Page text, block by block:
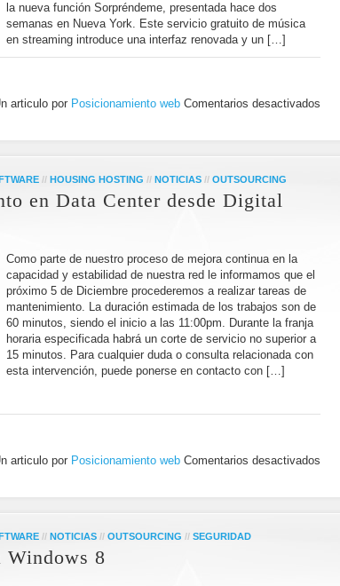
la nueva función Sorpréndeme, presentada hace dos
semanas en Nueva York. Este servicio gratuito de música
en streaming introduce una interfaz renovada y un […]
articulo por Posicionamiento web Comentarios desactivados
// HOUSING HOSTING // NOTICIAS // OUTSOURCING
en Data Center desde Digital
Como parte de nuestro proceso de mejora continua en la
capacidad y estabilidad de nuestra red le informamos que el
próximo 5 de Diciembre procederemos a realizar tareas de
mantenimiento. La duración estimada de los trabajos son de
60 minutos, siendo el inicio a las 11:00pm. Durante la franja
horaria especificada habrá un corte de servicio no superior a
15 minutos. Para cualquier duda o consulta relacionada con
esta intervención, puede ponerse en contacto con […]
articulo por Posicionamiento web Comentarios desactivados
// NOTICIAS // OUTSOURCING // SEGURIDAD
Windows 8